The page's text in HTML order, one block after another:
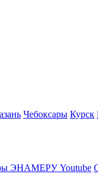
Чебоксары Курск
ЭНАМЕРУ Youtube